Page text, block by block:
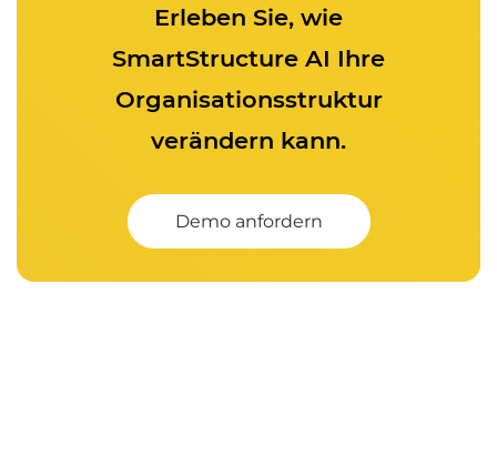
Erleben Sie, wie
SmartStructure AI Ihre
Organisationsstruktur
verändern kann.
Demo anfordern